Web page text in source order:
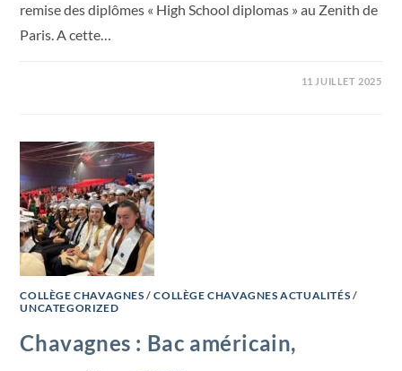
remise des diplômes « High School diplomas » au Zenith de
Paris. A cette…
11 JUILLET 2025
COLLÈGE CHAVAGNES /COLLÈGE CHAVAGNES ACTUALITÉS /
UNCATEGORIZED
Chavagnes : Bac américain,